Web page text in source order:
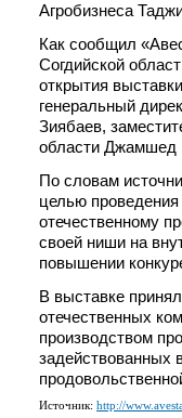
Агробизнеса
Как сообщил
Согдийской
открытия
генеральный
Зиябаев,
области Джамшед
По словам
целью проведения
отечественному
своей ниши на
повышении
В выставке
отечественных
производством
задействованных
Источник: http://